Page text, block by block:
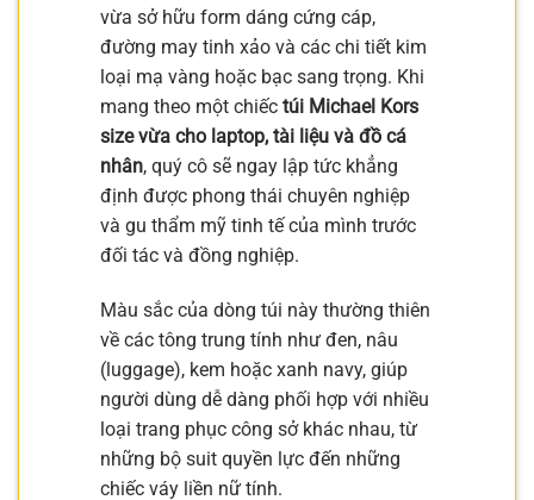
vừa sở hữu form dáng cứng cáp,
đường may tinh xảo và các chi tiết kim
loại mạ vàng hoặc bạc sang trọng. Khi
mang theo một chiếc túi Michael Kors
size vừa cho laptop, tài liệu và đồ cá
nhân, quý cô sẽ ngay lập tức khẳng
định được phong thái chuyên nghiệp
và gu thẩm mỹ tinh tế của mình trước
đối tác và đồng nghiệp.
Màu sắc của dòng túi này thường thiên
về các tông trung tính như đen, nâu
(luggage), kem hoặc xanh navy, giúp
người dùng dễ dàng phối hợp với nhiều
loại trang phục công sở khác nhau, từ
những bộ suit quyền lực đến những
chiếc váy liền nữ tính.